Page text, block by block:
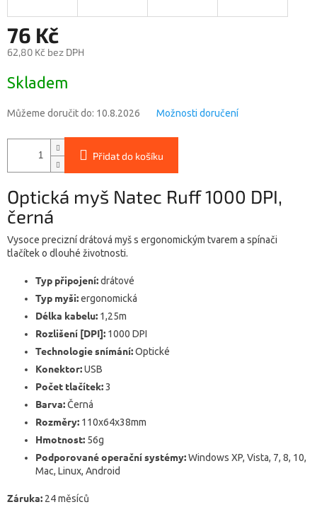
76 Kč
62,80 Kč bez DPH
cena:
Skladem
Můžeme doručit do: 10.8.2026 Možnosti doručení
Přidat do košíku
Optická myš Natec Ruff 1000 DPI,
černá
Vysoce precizní drátová myš s ergonomickým tvarem a spínači
tlačítek o dlouhé životnosti.
Typ připojení:drátové
Typ myši:ergonomická
Délka kabelu: 1,25m
Rozlišení [DPI]: 1000 DPI
Technologie snímání:Optické
Konektor:USB
Počet tlačítek:3
Barva:Černá
Rozměry: 110x64x38mm
Hmotnost: 56g
Podporované operační systémy:Windows XP, Vista, 7, 8, 10,
Mac, Linux, Android
Záruka: 24 měsíců